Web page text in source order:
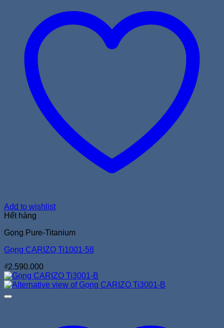
Add to wishlist
Hết hàng
Gọng Pure-Titanium
Gọng CARIZO Ti1001-58
₫2.590.000